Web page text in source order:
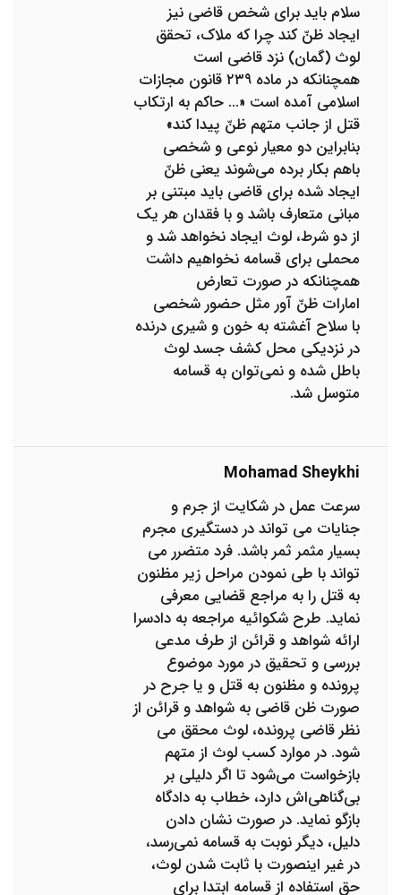
سلام باید برای شخص قاضی نیز
ایجاد ظنّ کند چرا که ملاک، تحقق
لوث (گمان) نزد قاضی است
همچنانکه در ماده ۲۳۹ قانون مجازات
اسلامی آمده است «... حاکم به ارتکاب
قتل از جانب متهم ظنّ پیدا کند»
بنابراین دو معیار نوعی و شخصی
باهم بکار برده می‌شوند یعنی ظنّ
ایجاد شده برای قاضی باید مبتنی بر
مبانی متعارف باشد و با فقدان هر یک
از دو شرط، لوث ایجاد نخواهد شد و
محملی برای قسامه نخواهیم داشت
همچنانکه در صورت تعارض
امارات ظنّ آور مثل حضور شخصی
با سلاح آغشته به خون و شیری درنده
در نزدیکی محل کشف جسد لوث
باطل شده و نمی‌توان به قسامه
متوسل شد.
Mohamad Sheykhi
سرعت عمل در شکایت از جرم و
جنایات می تواند در دستگیری مجرم
بسیار مثمر ثمر باشد. فرد متضرر می
تواند با طی نمودن مراحل زیر مظنون
به قتل را به مراجع قضایی معرفی
نماید. طرح شکوائیه مراجعه به دادسرا
ارائه شواهد و قرائن از طرف مدعی
بررسی و تحقیق در مورد موضوع
پرونده و مظنون به قتل و یا جرح در
صورت ظن قاضی به شواهد و قرائن از
نظر قاضی پرونده، لوث محقق می
شود. در موارد کسب لوث از متهم
بازخواست می‌شود تا اگر دلیلی بر
بی‌گناهی‌اش دارد، خطاب به دادگاه
بازگو نماید. در صورت نشان دادن
دلیل، دیگر نوبت به قسامه نمی‌رسد،
در غیر اینصورت با ثابت شدن لوث،
حق استفاده از قسامه ابتدا برای